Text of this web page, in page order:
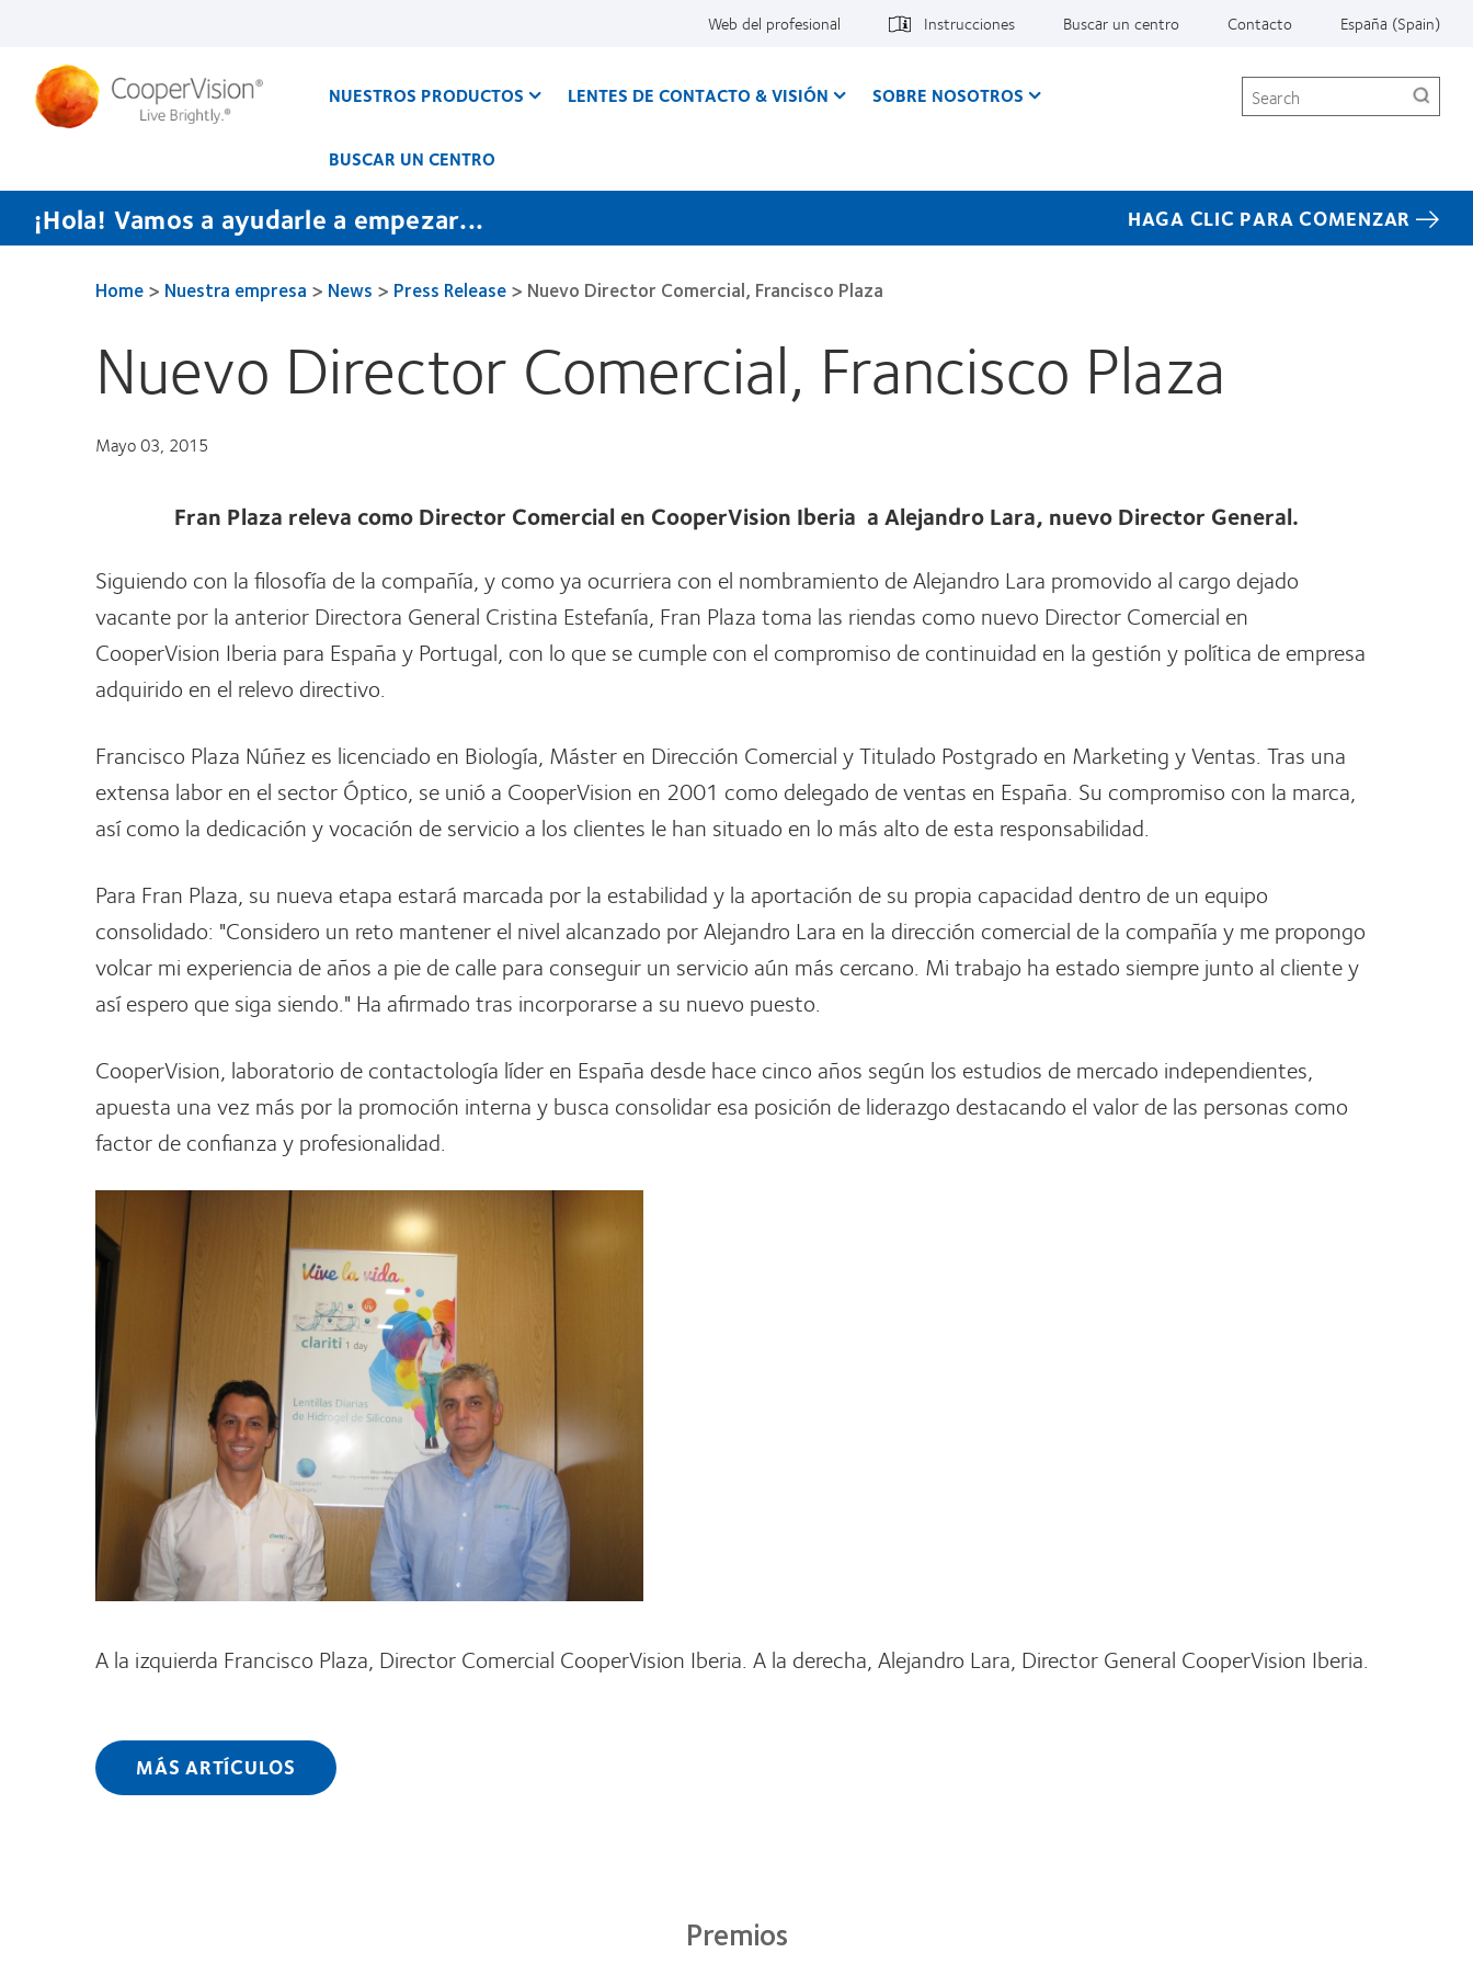
principal
Web del profesional Instrucciones Buscar un centro Contacto España (Spain)
NUESTROS PRODUCTOS LENTES DE CONTACTO & VISIÓN SOBRE NOSOTROS
BUSCAR UN CENTRO
Search
¡Hola! Vamos a ayudarle a empezar... HAGA CLIC PARA COMENZAR
Home> Nuestra empresa > News > Press Release> Nuevo Director Comercial, Francisco Plaza
Nuevo Director Comercial, Francisco Plaza
Mayo 03, 2015
Fran Plaza releva como Director Comercial en CooperVision Iberia a Alejandro Lara, nuevo Director General.
Siguiendo con la filosofía de la compañía, y como ya ocurriera con el nombramiento de Alejandro Lara promovido al cargo dejado
vacante por la anterior Directora General Cristina Estefanía, Fran Plaza toma las riendas como nuevo Director Comercial en
CooperVision Iberia para España y Portugal, con lo que se cumple con el compromiso de continuidad en la gestión y política de empresa
adquirido en el relevo directivo.
Francisco Plaza Núñez es licenciado en Biología, Máster en Dirección Comercial y Titulado Postgrado en Marketing y Ventas. Tras una
extensa labor en el sector Óptico, se unió a CooperVision en 2001 como delegado de ventas en España. Su compromiso con la marca,
así como la dedicación y vocación de servicio a los clientes le han situado en lo más alto de esta responsabilidad.
Para Fran Plaza, su nueva etapa estará marcada por la estabilidad y la aportación de su propia capacidad dentro de un equipo
consolidado: "Considero un reto mantener el nivel alcanzado por Alejandro Lara en la dirección comercial de la compañía y me propongo
volcar mi experiencia de años a pie de calle para conseguir un servicio aún más cercano. Mi trabajo ha estado siempre junto al cliente y
así espero que siga siendo." Ha afirmado tras incorporarse a su nuevo puesto.
CooperVision, laboratorio de contactología líder en España desde hace cinco años según los estudios de mercado independientes,
apuesta una vez más por la promoción interna y busca consolidar esa posición de liderazgo destacando el valor de las personas como
factor de confianza y profesionalidad.
A la izquierda Francisco Plaza, Director Comercial CooperVision Iberia. A la derecha, Alejandro Lara, Director General CooperVision Iberia.
MÁS ARTÍCULOS
Premios